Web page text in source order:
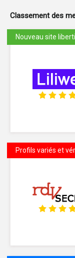
Classement des
Nouveau site
Profils variés et